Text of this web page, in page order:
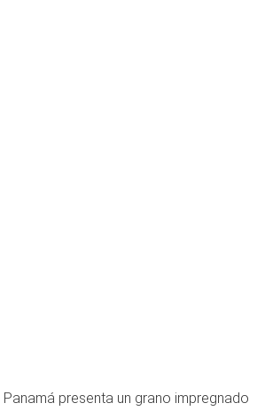
presenta un grano impregnado